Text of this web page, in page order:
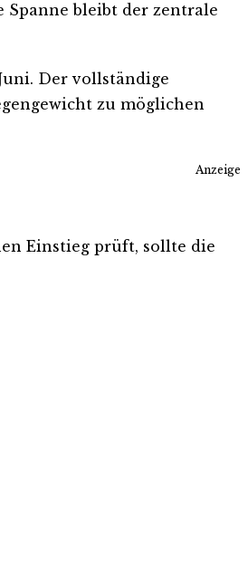
Spanne bleibt der zentrale
Der vollständige
zu möglichen
Anzeige
Einstieg prüft, sollte die